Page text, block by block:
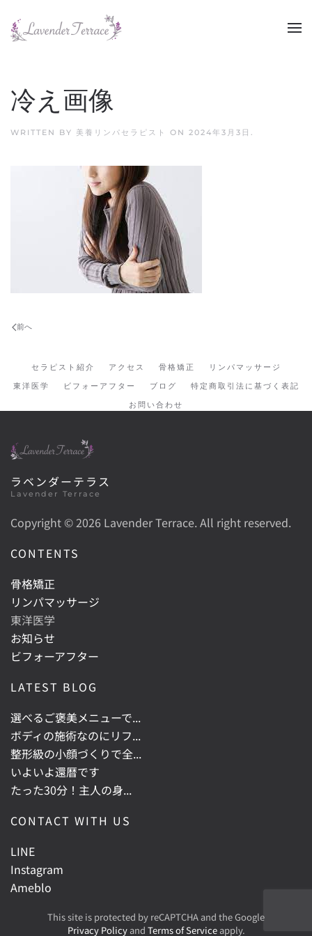
Skip to main content
冷え画像
WRITTEN BY 美養リンパセラピスト ON 2024年3月3日 .
前へ
セラピスト紹介 アクセス 骨格矯正
リンパマッサージ
東洋医学
ビフォーアフター ブログ
特定商取引法に基づく表記
お問い合わせ
ラベンダーテラス
Lavender Terrace
Copyright ©2026 Lavender Terrace. All right reserved.
CONTENTS
骨格矯正
リンパマッサージ
東洋医学
お知らせ
ビフォーアフター
LATEST BLOG
選べるご褒美メニューで...
ボディの施術なのにリフ...
整形級の小顔づくりで全...
いよいよ還暦です
たった30分！主人の身...
CONTACT WITH US
LINE
Instagram
Ameblo
This site is protected by reCAPTCHA and the Google
Privacy Policyand Terms of Serviceapply.